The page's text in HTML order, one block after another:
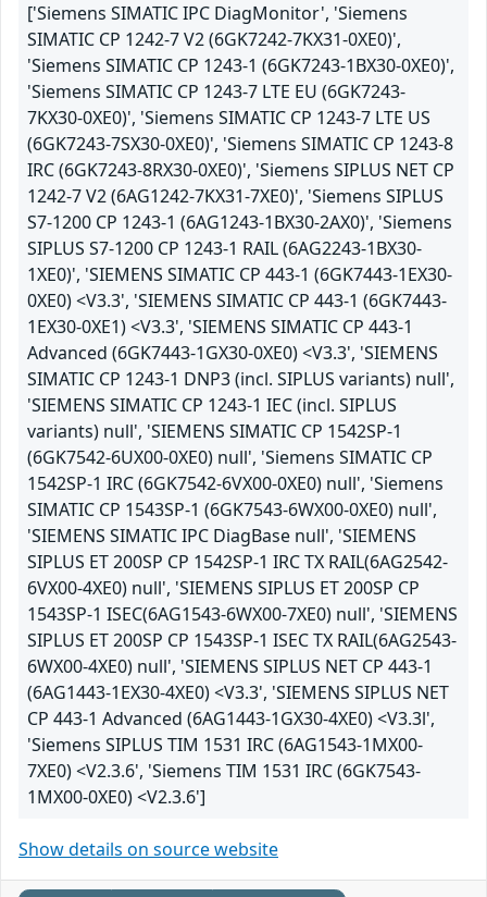
['Siemens SIMATIC IPC DiagMonitor', 'Siemens
SIMATIC CP 1242-7 V2 (6GK7242-7KX31-0XE0)',
'Siemens SIMATIC CP 1243-1 (6GK7243-1BX30-0XE0)',
'Siemens SIMATIC CP 1243-7 LTE EU (6GK7243-
7KX30-0XE0)', 'Siemens SIMATIC CP 1243-7 LTE US
(6GK7243-7SX30-0XE0)', 'Siemens SIMATIC CP 1243-8
IRC (6GK7243-8RX30-0XE0)', 'Siemens SIPLUS NET CP
1242-7 V2 (6AG1242-7KX31-7XE0)', 'Siemens SIPLUS
S7-1200 CP 1243-1 (6AG1243-1BX30-2AX0)', 'Siemens
SIPLUS S7-1200 CP 1243-1 RAIL (6AG2243-1BX30-
1XE0)', 'SIEMENS SIMATIC CP 443-1 (6GK7443-1EX30-
0XE0) <V3.3', 'SIEMENS SIMATIC CP 443-1 (6GK7443-
1EX30-0XE1) <V3.3', 'SIEMENS SIMATIC CP 443-1
Advanced (6GK7443-1GX30-0XE0) <V3.3', 'SIEMENS
SIMATIC CP 1243-1 DNP3 (incl. SIPLUS variants) null',
'SIEMENS SIMATIC CP 1243-1 IEC (incl. SIPLUS
variants) null', 'SIEMENS SIMATIC CP 1542SP-1
(6GK7542-6UX00-0XE0) null', 'Siemens SIMATIC CP
1542SP-1 IRC (6GK7542-6VX00-0XE0) null', 'Siemens
SIMATIC CP 1543SP-1 (6GK7543-6WX00-0XE0) null',
'SIEMENS SIMATIC IPC DiagBase null', 'SIEMENS
SIPLUS ET 200SP CP 1542SP-1 IRC TX RAIL(6AG2542-
6VX00-4XE0) null', 'SIEMENS SIPLUS ET 200SP CP
1543SP-1 ISEC(6AG1543-6WX00-7XE0) null', 'SIEMENS
SIPLUS ET 200SP CP 1543SP-1 ISEC TX RAIL(6AG2543-
6WX00-4XE0) null', 'SIEMENS SIPLUS NET CP 443-1
(6AG1443-1EX30-4XE0) <V3.3', 'SIEMENS SIPLUS NET
CP 443-1 Advanced (6AG1443-1GX30-4XE0) <V3.3l',
'Siemens SIPLUS TIM 1531 IRC (6AG1543-1MX00-
7XE0) <V2.3.6', 'Siemens TIM 1531 IRC (6GK7543-
1MX00-0XE0) <V2.3.6']
Show details on source website